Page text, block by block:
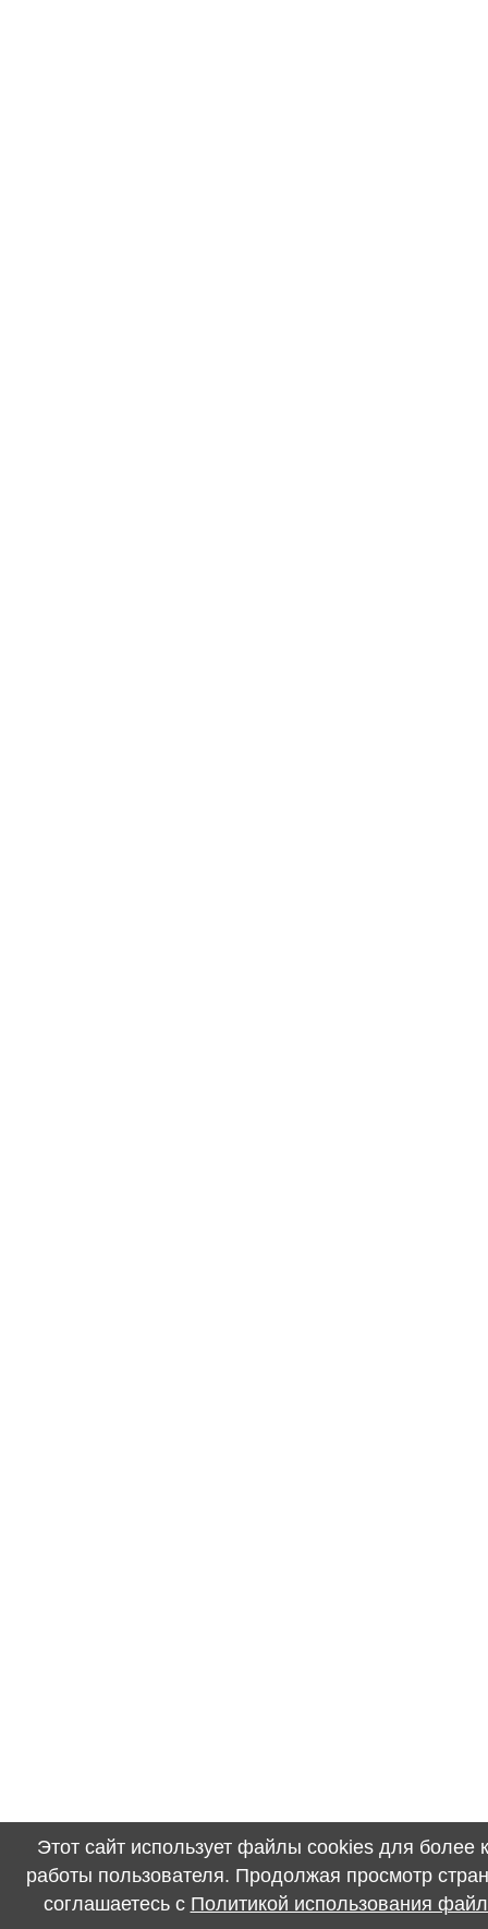
Этот сайт использует файлы cookies для более
работы пользователя. Продолжая просмотр
соглашаетесь с Политикой использования